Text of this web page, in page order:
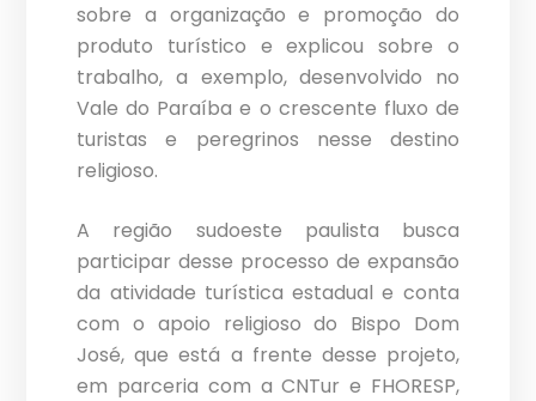
sobre a organização e promoção do
produto turístico e explicou sobre o
trabalho, a exemplo, desenvolvido no
Vale do Paraíba e o crescente fluxo de
turistas e peregrinos nesse destino
religioso.
A região sudoeste paulista busca
participar desse processo de expansão
da atividade turística estadual e conta
com o apoio religioso do Bispo Dom
José, que está a frente desse projeto,
em parceria com a CNTur e FHORESP,